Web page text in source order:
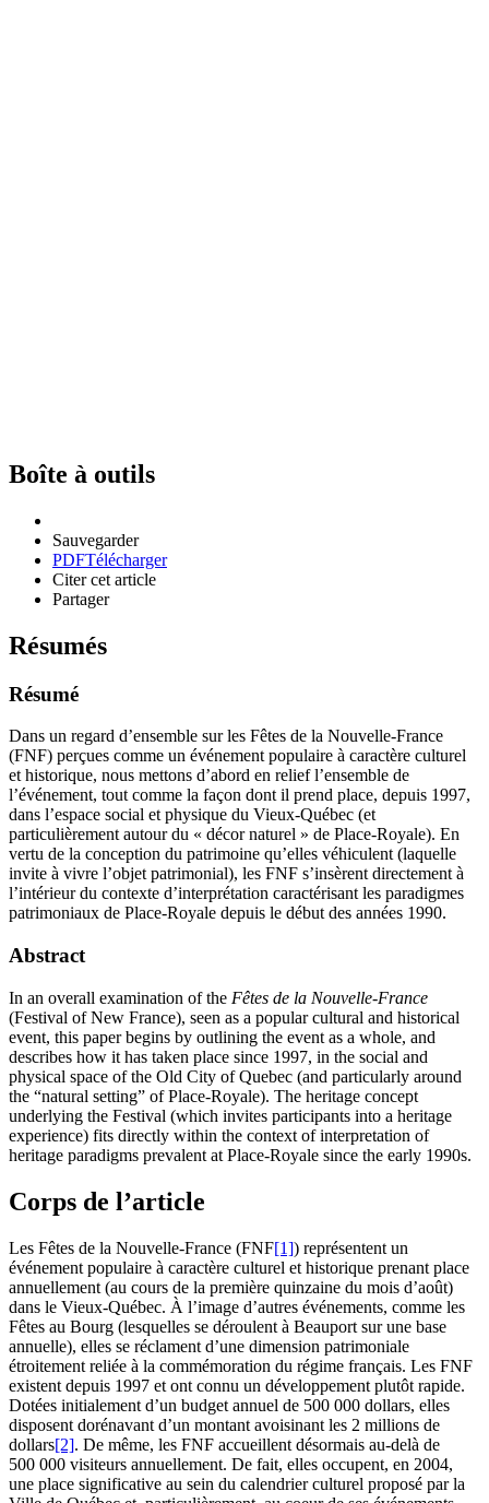
Boîte à outils
Sauvegarder
PDFTélécharger
Citer cet article
Partager
Résumés
Résumé
Dans un regard d’ensemble sur les Fêtes de la Nouvelle-France
(FNF) perçues comme un événement populaire à caractère culturel
et historique, nous mettons d’abord en relief l’ensemble de
l’événement, tout comme la façon dont il prend place, depuis 1997,
dans l’espace social et physique du Vieux-Québec (et
particulièrement autour du « décor naturel » de Place-Royale). En
vertu de la conception du patrimoine qu’elles véhiculent (laquelle
invite à vivre l’objet patrimonial), les FNF s’insèrent directement à
l’intérieur du contexte d’interprétation caractérisant les paradigmes
patrimoniaux de Place-Royale depuis le début des années 1990.
Abstract
In an overall examination of the Fêtes de la Nouvelle-France
(Festival of New France), seen as a popular cultural and historical
event, this paper begins by outlining the event as a whole, and
describes how it has taken place since 1997, in the social and
physical space of the Old City of Quebec (and particularly around
the “natural setting” of Place-Royale). The heritage concept
underlying the Festival (which invites participants into a heritage
experience) fits directly within the context of interpretation of
heritage paradigms prevalent at Place-Royale since the early 1990s.
Corps de l’article
Les Fêtes de la Nouvelle-France (FNF[1]) représentent un
événement populaire à caractère culturel et historique prenant place
annuellement (au cours de la première quinzaine du mois d’août)
dans le Vieux-Québec. À l’image d’autres événements, comme les
Fêtes au Bourg (lesquelles se déroulent à Beauport sur une base
annuelle), elles se réclament d’une dimension patrimoniale
étroitement reliée à la commémoration du régime français. Les FNF
existent depuis 1997 et ont connu un développement plutôt rapide.
Dotées initialement d’un budget annuel de 500 000 dollars, elles
disposent dorénavant d’un montant avoisinant les 2 millions de
dollars[2]. De même, les FNF accueillent désormais au-delà de
500 000 visiteurs annuellement. De fait, elles occupent, en 2004,
une place significative au sein du calendrier culturel proposé par la